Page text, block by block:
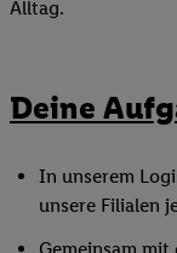
Alltag.
Deine
In unserem
unsere Filialen